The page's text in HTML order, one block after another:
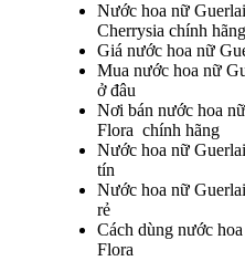
Nước hoa nữ
Cherrysia chính hãng
Giá nước hoa nữ
Mua nước hoa nữ
ở đâu
Nơi bán nước hoa
Flora chính hãng
Nước hoa nữ
tín
Nước hoa nữ
rẻ
Cách dùng nước
Flora